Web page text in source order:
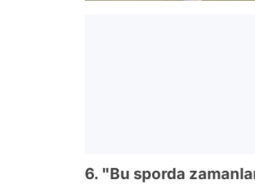
6. "Bu sporda